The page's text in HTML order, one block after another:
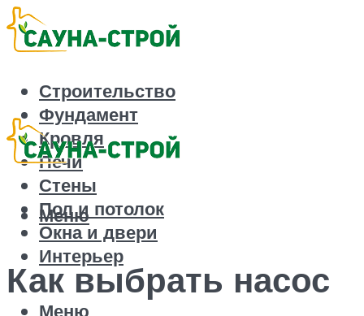
Строительство
Фундамент
Кровля
Печи
Стены
Пол и потолок
Окна и двери
Интерьер
Меню
Меню
Как выбрать насос